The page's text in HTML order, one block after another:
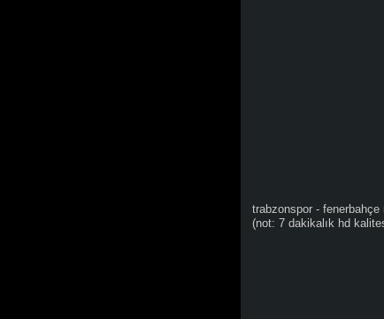
trabzonspor - fenerbahçe
(not: 7 dakikalık hd